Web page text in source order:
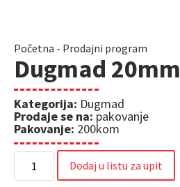
Početna - Prodajni program
Dugmad 20mm
Kategorija: Dugmad
Prodaje se na:pakovanje
Pakovanje: 200kom
Dodaj u listu za upit